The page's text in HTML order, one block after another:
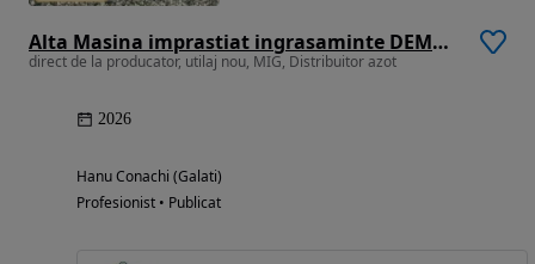
Alta Masina imprastiat ingrasaminte DEMAROL 200 / 300 / 500L - Tip coif cu 1 disc
direct de la producator, utilaj nou, MIG, Distribuitor azot
2026
Hanu Conachi (Galati)
Profesionist • Publicat